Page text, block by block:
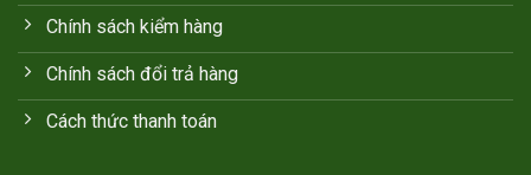
Chính sách kiểm hàng
Chính sách đổi trả hàng
Cách thức thanh toán